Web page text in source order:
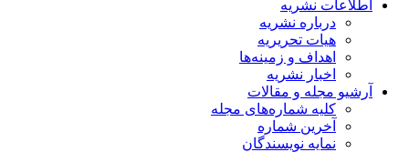
اطلاعات نشریه
درباره نشریه
هیات تحریریه
اهداف و زمینه‌ها
اخبار نشریه
آرشیو مجله و مقالات
کلیه شماره‌های مجله
آخرین شماره
نمایه نویسندگان